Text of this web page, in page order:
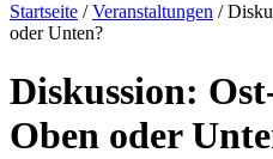
Startseite /Veranstaltungen /
oder Unten?
Diskussion:
Oben oder